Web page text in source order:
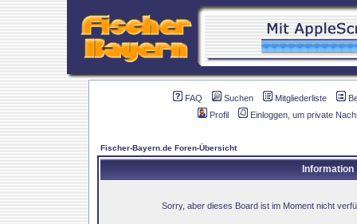
FAQ Suchen Mitgliederliste
Profil
Einloggen, um private
Fischer-Bayern.de Foren-Übersicht
Information
Sorry, aber dieses Board ist im Moment nicht